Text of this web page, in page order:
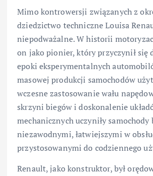
Mimo kontrowersji związanych z
dziedzictwo techniczne Louisa
niepodważalne. W historii
on jako pionier, który przyczynił się
epoki eksperymentalnych
masowej produkcji samochodów
wczesne zastosowanie wału
skrzyni biegów i doskonalenie
mechanicznych uczyniły samochody
niezawodnymi, łatwiejszymi w
przystosowanymi do codziennego
Renault, jako konstruktor, był